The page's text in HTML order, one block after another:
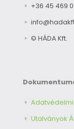
+36 45 469
© HÁDA Kft.
Utalványok